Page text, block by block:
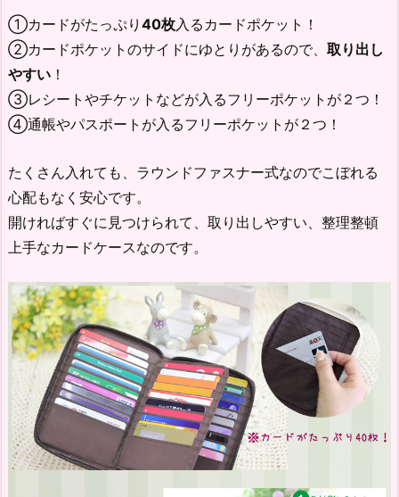
①カードがたっぷり 40枚入るカードポケット！
②カードポケットのサイドにゆとりがあるので、 取り出し
やすい ！
③レシートやチケットなどが入るフリーポケットが２つ！
④通帳やパスポートが入るフリーポケットが２つ！
たくさん入れても、ラウンドファスナー式なのでこぼれる
心配もなく安心です。
開ければすぐに見つけられて、取り出しやすい、整理整頓
上手なカードケースなのです。